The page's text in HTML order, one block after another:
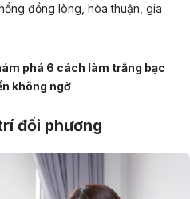
đồng lòng, hòa thuận, gia
phá 6 cách làm trắng bạc
không ngờ
đối phương